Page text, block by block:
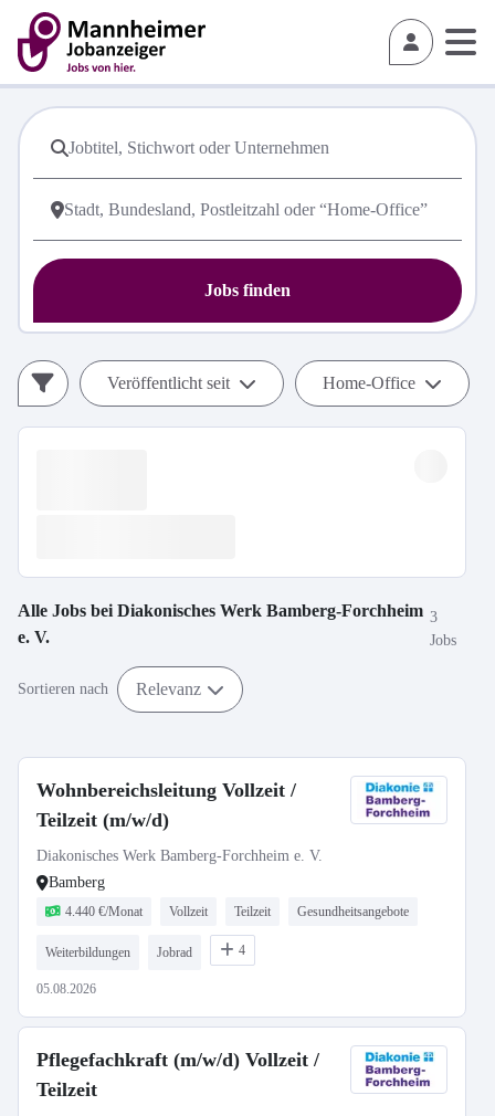
Jobs finden
Veröffentlicht seit Home-Office
Alle Jobs bei Diakonisches Werk Bamberg-Forchheim
e. V.
3
Jobs
Sortieren nach Relevanz
Wohnbereichsleitung Vollzeit /
Teilzeit (m/w/d)
Diakonisches Werk Bamberg-Forchheim e. V.
Bamberg
4.440 €/Monat Vollzeit Teilzeit Gesundheitsangebote
Weiterbildungen Jobrad 4
05.08.2026
Pflegefachkraft (m/w/d) Vollzeit /
Teilzeit